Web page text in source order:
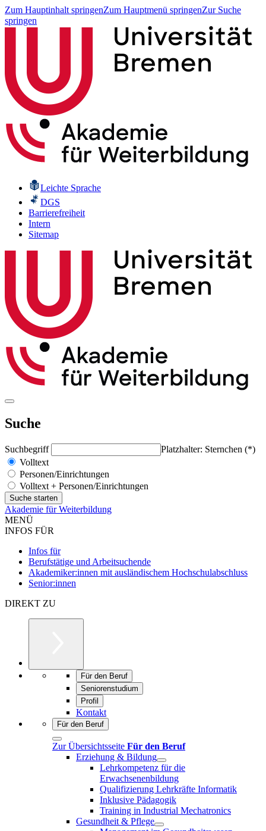
Zum Hauptinhalt springenZum Hauptmenü springenZur Suche
springen
Leichte Sprache
DGS
Barrierefreiheit
Intern
Sitemap
Suche
Suchbegriff
Platzhalter: Sternchen (*)
Volltext
Personen/Einrichtungen
Volltext + Personen/Einrichtungen
Akademie für Weiterbildung
MENÜ
INFOS FÜR
Infos für
Berufstätige und Arbeitsuchende
Akademiker:innen mit ausländischem Hochschulabschluss
Senior:innen
DIREKT ZU
Für den Beruf
Seniorenstudium
Profil
Kontakt
Für den Beruf
Zur Übersichtsseite Für den Beruf
Erziehung & Bildung
Lehrkompetenz für die
Erwachsenenbildung
Qualifizierung Lehrkräfte Informatik
Inklusive Pädagogik
Training in Industrial Mechatronics
Gesundheit & Pflege